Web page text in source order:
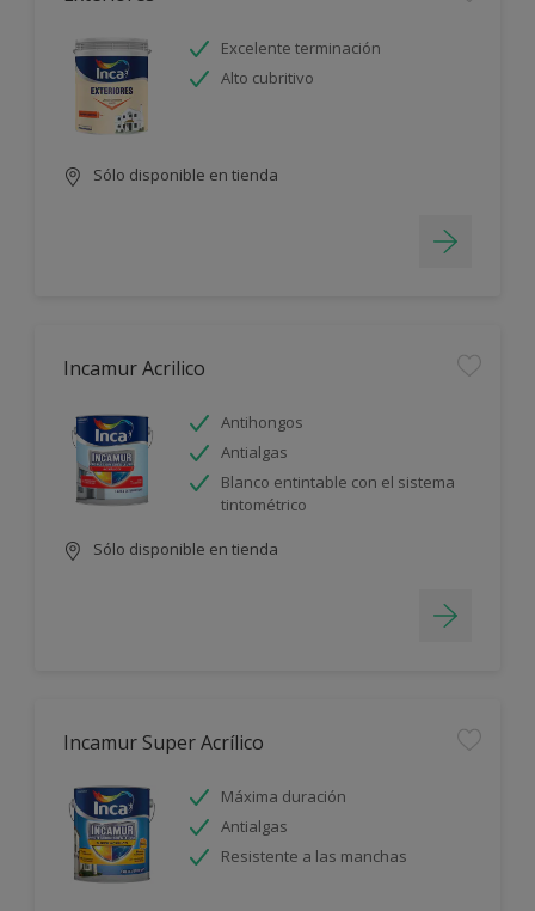
Excelente terminación
Alto cubritivo
Sólo disponible en tienda
Incamur Acrilico
Antihongos
Antialgas
Blanco entintable con el sistema
tintométrico
Sólo disponible en tienda
Incamur Super Acrílico
Máxima duración
Antialgas
Resistente a las manchas